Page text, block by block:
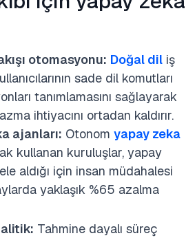
otomasyonu: Doğal dil iş
sade dil komutları
tanımlamasını sağlayarak
ihtiyacını ortadan kaldırır.
ajanları: Otonom yapay zeka
kullanan kuruluşlar, yapay
aldığı için insan müdahalesi
yaklaşık %65 azalma
Tahmine dayalı süreç